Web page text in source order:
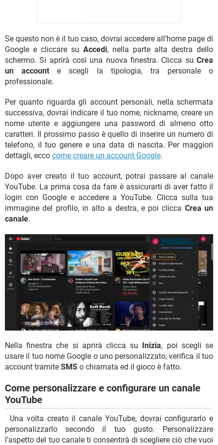
Se questo non è il tuo caso, dovrai accedere all’home page di
Google e cliccare su Accedi, nella parte alta destra dello
schermo. Si aprirà così una nuova finestra. Clicca su Crea
un account e scegli la tipologia, tra personale o
professionale.
Per quanto riguarda gli account personali, nella schermata
successiva, dovrai indicare il tuo nome, nickname, creare un
nome utente e aggiungere una password di almeno otto
caratteri. Il prossimo passo è quello di inserire un numero di
telefono, il tuo genere e una data di nascita. Per maggiori
dettagli, ecco come creare un account Google.
Dopo aver creato il tuo account, potrai passare al canale
YouTube. La prima cosa da fare è assicurarti di aver fatto il
login con Google e accedere a YouTube. Clicca sulla tua
immagine del profilo, in alto a destra, e poi clicca Crea un
canale.
Nella finestra che si aprirà clicca su Inizia, poi scegli se
usare il tuo nome Google o uno personalizzato, verifica il tuo
account tramite SMS o chiamata ed il gioco è fatto.
Come personalizzare e configurare un canale
YouTube
Una volta creato il canale YouTube, dovrai configurarlo e
personalizzarlo secondo il tuo gusto. Personalizzare
l’aspetto del tuo canale ti consentirà di scegliere ciò che vuoi